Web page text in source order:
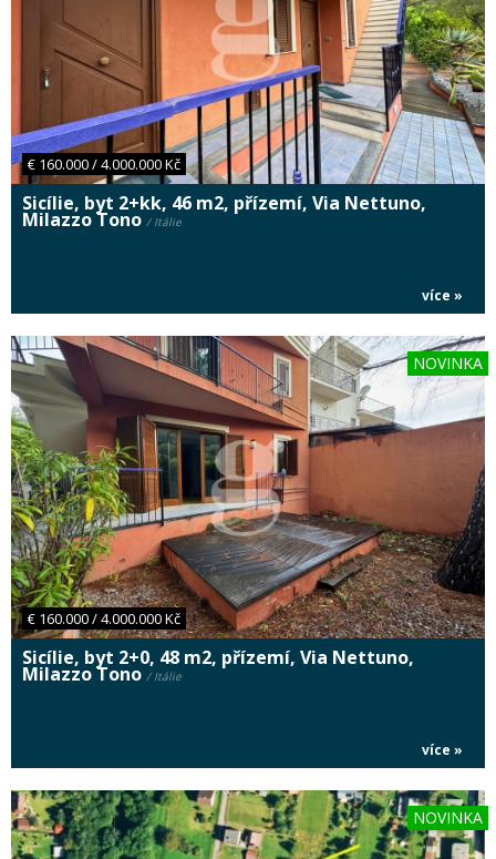
€ 160.000 / 4.000.000 Kč
Sicílie, byt 2+kk, 46 m2, přízemí, Via Nettuno,
Milazzo Tono / Itálie
více »
€ 160.000 / 4.000.000 Kč
NOVINKA
Sicílie, byt 2+0, 48 m2, přízemí, Via Nettuno,
Milazzo Tono / Itálie
více »
NOVINKA